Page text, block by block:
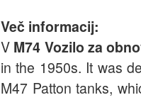
Več informacij:
V M74 Vozilo za
in the 1950s. It was
M47 Patton tanks,